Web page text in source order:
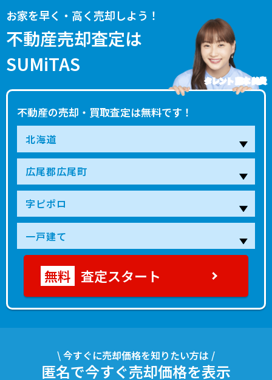
お家を早く・高く売却しよう！
不動産売却査定は
SUMiTAS
不動産の売却・買取査定は無料です！
タレント 藤本 美貴
査定スタート
\ 今すぐに売却価格を知りたい方は /
匿名で今すぐ売却価格を表示